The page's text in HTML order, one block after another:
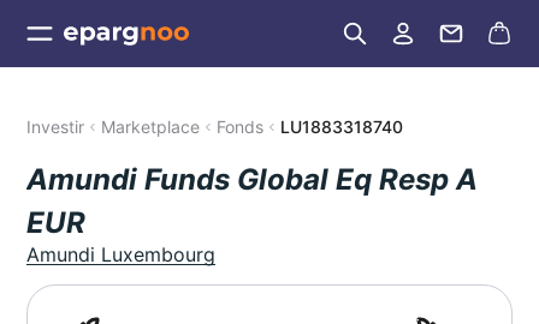
Investir Marketplace Fonds LU1883318740
Amundi Funds Global Eq Resp A
EUR
Amundi Luxembourg